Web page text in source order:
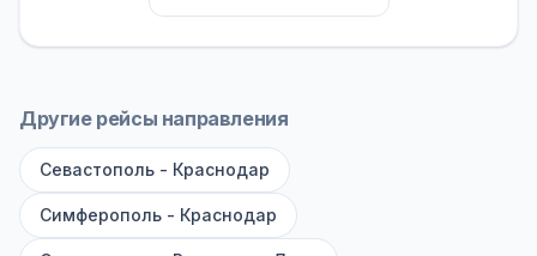
сравнить рейсы и выбрать подходящий.
Если важна скорость — обратите внимание
комфорт — выбирайте большие автобусы
дорога ощущается меньше.
По маршруту предусмотрены остановки:
Другие рейсы направления
Севастополь - Краснодар
Симферополь - Краснодар